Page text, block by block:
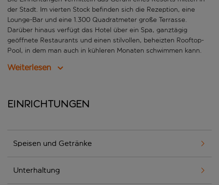
der Stadt. Im vierten Stock befinden sich die Rezeption, eine
Lounge-Bar und eine 1.300 Quadratmeter große Terrasse.
Darüber hinaus verfügt das Hotel über ein Spa, ganztägig
geöffnete Restaurants und einen stilvollen, beheizten Rooftop-
Pool, in dem man auch in kühleren Monaten schwimmen kann.
Weiterlesen
Einrichtungen
Speisen und Getränke
Unterhaltung